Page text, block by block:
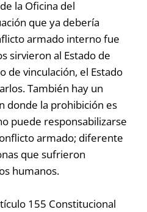
la Oficina del
que ya debería
armado interno fue
sirvieron al Estado de
de vinculación, el Estado
También hay un
donde la prohibición es
puede responsabilizarse
armado; diferente
que sufrieron
humanos.
155 Constitucional